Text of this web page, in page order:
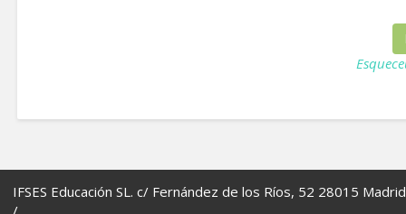
IFSES Educación SL. c/ Fernández de los Ríos, 52 28015